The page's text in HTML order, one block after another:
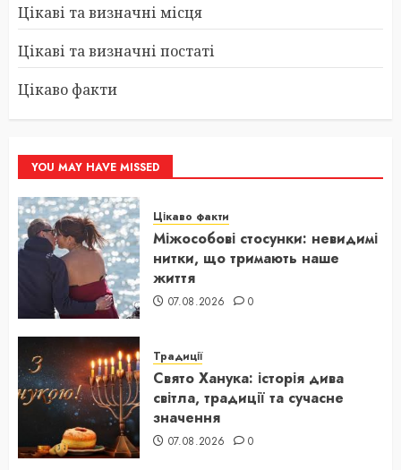
Цікаві та визначні місця
Цікаві та визначні постаті
Цікаво факти
YOU MAY HAVE MISSED
Цікаво факти
Міжособові стосунки: невидимі
нитки, що тримають наше
життя
07.08.2026 0
Традиції
Свято Ханука: історія дива
світла, традиції та сучасне
значення
07.08.2026 0